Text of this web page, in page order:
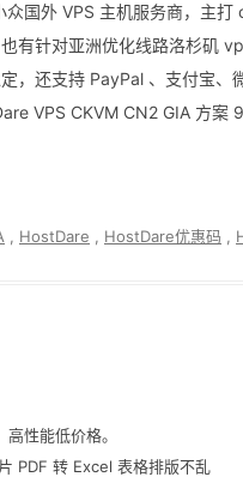
众国外 VPS 主机服务商，主打
有针对亚洲优化线路洛杉矶
，还支持 PayPal 、支付宝、
VPS CKVM CN2 GIA 方案
HostDare HostDare优惠码
高性能低价格。️
PDF 转 Excel 表格排版不乱